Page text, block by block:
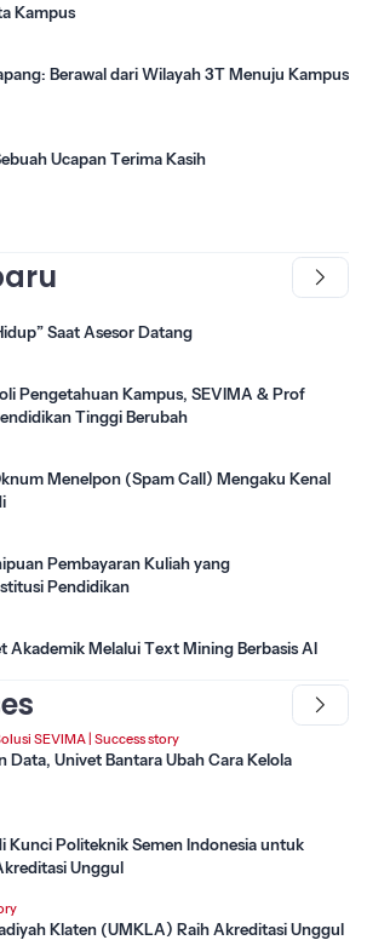
Kampus
Berawal dari Wilayah 3T Menuju Kampus
Ucapan Terima Kasih
Saat Asesor Datang
Pengetahuan Kampus, SEVIMA & Prof
Tinggi Berubah
Menelpon (Spam Call) Mengaku Kenal
Pembayaran Kuliah yang
Pendidikan
Akademik Melalui Text Mining Berbasis AI
SEVIMA | Success story
Data, Univet Bantara Ubah Cara Kelola
Kunci Politeknik Semen Indonesia untuk
Unggul
Klaten (UMKLA) Raih Akreditasi Unggul